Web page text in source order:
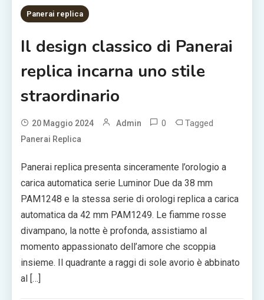
Panerai replica
Il design classico di Panerai
replica incarna uno stile
straordinario
20 Maggio 2024 Admin 0 Tagged
Panerai Replica
Panerai replica presenta sinceramente l’orologio a
carica automatica serie Luminor Due da 38 mm
PAM1248 e la stessa serie di orologi replica a carica
automatica da 42 mm PAM1249. Le fiamme rosse
divampano, la notte è profonda, assistiamo al
momento appassionato dell’amore che scoppia
insieme. Il quadrante a raggi di sole avorio è abbinato
al […]